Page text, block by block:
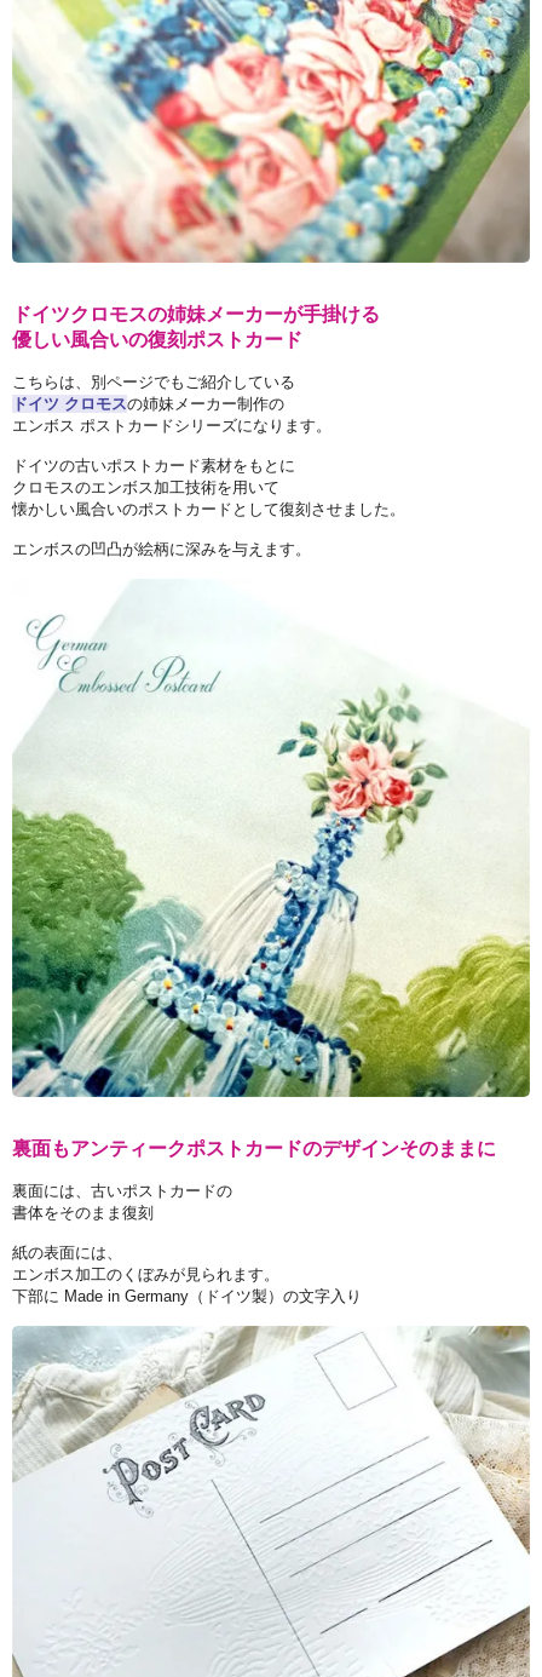
ドイツクロモスの姉妹メーカーが手掛ける
優しい風合いの復刻ポストカード
こちらは、別ページでもご紹介している
ドイツ クロモスの姉妹メーカー制作の
エンボス ポストカードシリーズになります。
ドイツの古いポストカード素材をもとに
クロモスのエンボス加工技術を用いて
懐かしい風合いのポストカードとして復刻させました。
エンボスの凹凸が絵柄に深みを与えます。
裏面もアンティークポストカードのデザインそのままに
裏面には、古いポストカードの
書体をそのまま復刻
紙の表面には、
エンボス加工のくぼみが見られます。
下部に Made in Germany（ドイツ製）の文字入り